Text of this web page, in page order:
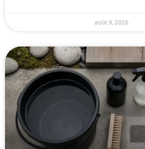
août 9, 2026